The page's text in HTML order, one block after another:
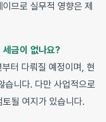
므로 실무적 영향은 제
세금이 없나요?
터 다뤄질 예정이며, 현
습니다. 다만 사업적으로
될 여지가 있습니다.